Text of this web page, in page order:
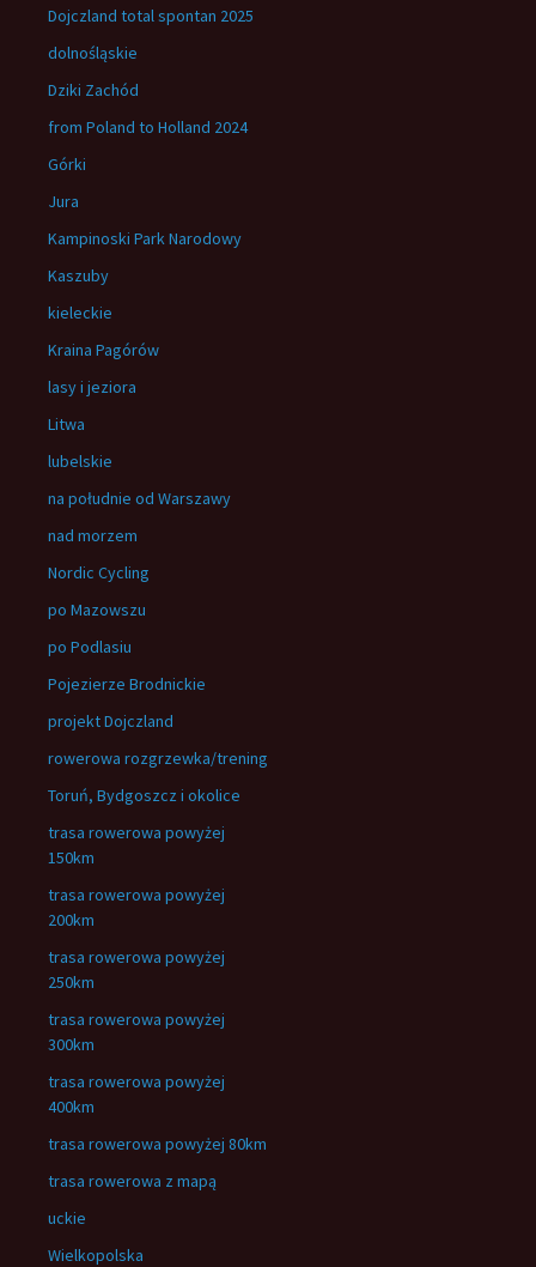
Dojczland total spontan 2025
dolnośląskie
Dziki Zachód
from Poland to Holland 2024
Górki
Jura
Kampinoski Park Narodowy
Kaszuby
kieleckie
Kraina Pagórów
lasy i jeziora
Litwa
lubelskie
na południe od Warszawy
nad morzem
Nordic Cycling
po Mazowszu
po Podlasiu
Pojezierze Brodnickie
projekt Dojczland
rowerowa rozgrzewka/trening
Toruń, Bydgoszcz i okolice
trasa rowerowa powyżej
150km
trasa rowerowa powyżej
200km
trasa rowerowa powyżej
250km
trasa rowerowa powyżej
300km
trasa rowerowa powyżej
400km
trasa rowerowa powyżej 80km
trasa rowerowa z mapą
uckie
Wielkopolska